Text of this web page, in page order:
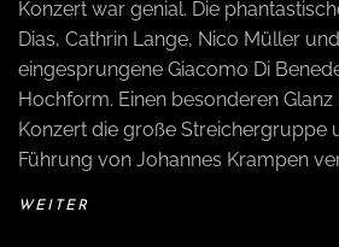
Konzert war genial. Die
Dias, Cathrin Lange, Nico Müller
eingesprungene Giacomo Di
Hochform. Einen besonderen
Konzert die große Streichergruppe
Führung von Johannes Krampen
WEITER